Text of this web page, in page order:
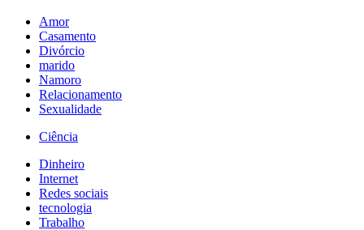
Amor
Casamento
Divórcio
marido
Namoro
Relacionamento
Sexualidade
Ciência
Dinheiro
Internet
Redes sociais
tecnologia
Trabalho